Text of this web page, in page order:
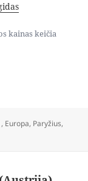
kainas keičia
, Europa, Paryžius,